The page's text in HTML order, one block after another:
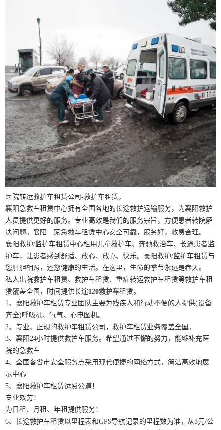
医院转运救护车租赁公司-救护车租赁。
襄阳急救车租赁中心拥有全国各地的长途救护运输服务，为襄阳救护
人员提供更好的服务。专业高效是我们的服务宗旨，方便患者转院解
决问题。襄阳一家急救车租赁中心安全可靠，服务好，收费合理。
襄阳救护/监护车租赁中心租用儿童救护车、奔驰救治车、长途患者监
护车，让患者感到舒适、放心、放心、快乐。襄阳救护/监护车租赁与
您肝胆相照，还您健康的生活。在这里，生命的季节永远是春天。
私人出院救护车租赁、救护车租赁、重症转运救护车租赁等救护车租
赁覆盖全国，时间提供长途120救护车租赁。
1、襄阳救护车租赁专业团队主要为残疾人和行动不便的人提供(设备
齐全)呼吸机、氧气、心电图机。
2、专业、正规的救护车租赁公司，救护车租赁业务覆盖全国。
3、襄阳24小时提供救护车服务。希望通过不懈的努力，能够补充医
院的急救车
4、全国各省市安全服务点采用现代便捷的网络方式，简洁高效地展
示中心
5、襄阳救护车租赁运费公道！
专业效劳！
为日租、月租、年租提供服务！
6、长途救护车租赁以里程表和GPS导航记录的里程数为准，从8元/公